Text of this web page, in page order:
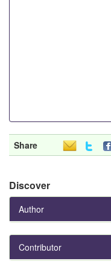
Share
Discover
Author
Contributor